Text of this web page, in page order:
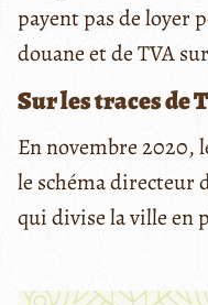
payent pas de loyer
douane et de TVA
Sur les traces de
En novembre 2020,
le schéma directeur
qui divise la ville en